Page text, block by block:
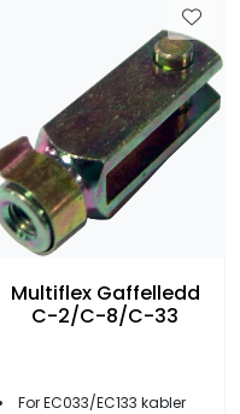
Multiflex Gaffelledd
C-2/C-8/C-33
For EC033/EC133 kabler